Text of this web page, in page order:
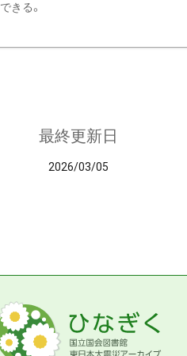
きる。
最終更新日
2026/03/05